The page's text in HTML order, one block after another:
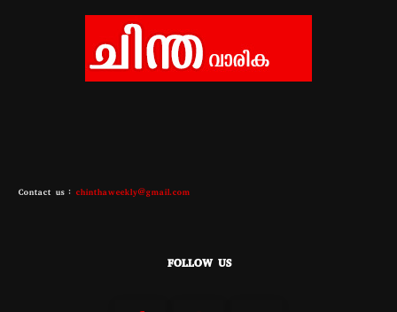
Contact us : chinthaweekly@gmail.com
FOLLOW US